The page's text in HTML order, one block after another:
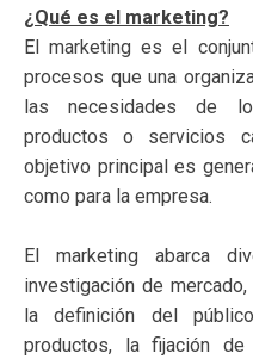
¿Qué es el marketing?
El marketing es el
procesos que una
las necesidades de
productos o servicios
objetivo principal es
como para la empresa.
El marketing abarca
investigación de
la definición del
productos, la fijación